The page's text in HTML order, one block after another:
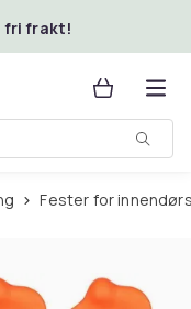
fri frakt!
Fester for